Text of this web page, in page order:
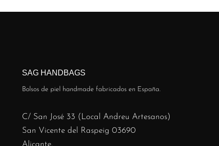
SAG HANDBAGS
Bolsos de piel handmade fabricados en España.
C/ San José 33 (Local Andreu Artesanos)
San Vicente del Raspeig 03690
Alicante.